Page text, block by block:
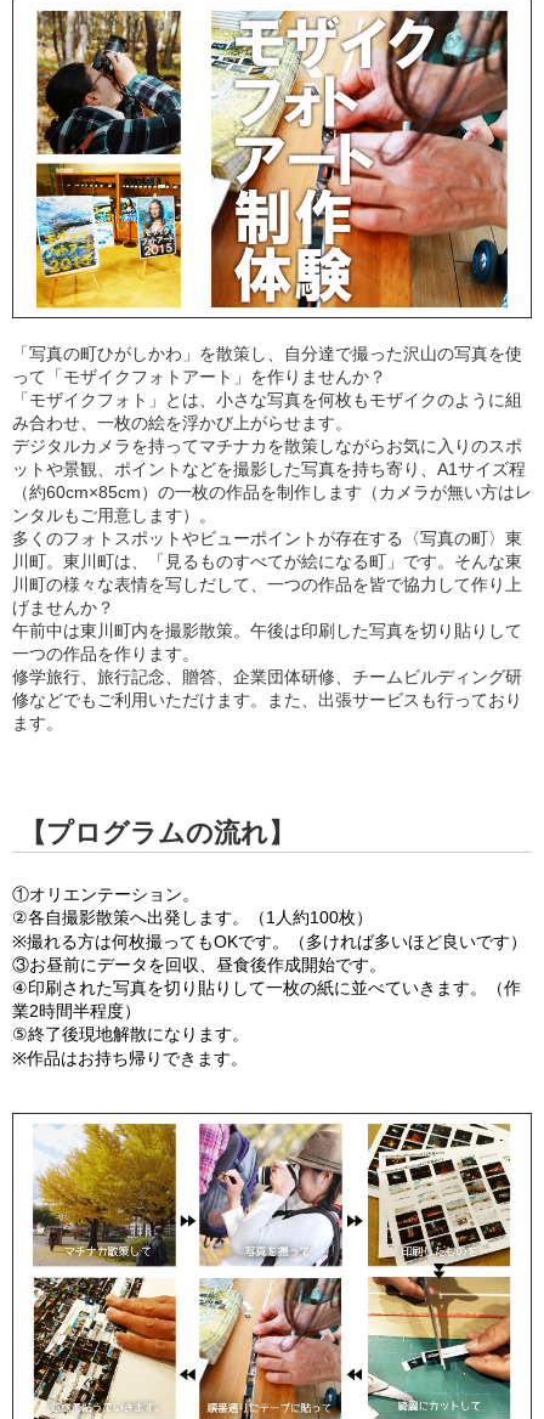
「写真の町ひがしかわ」を散策し、自分達で撮った沢山の写真を使
って「モザイクフォトアート」を作りませんか？
「モザイクフォト」とは、小さな写真を何枚もモザイクのように組
み合わせ、一枚の絵を浮かび上がらせます。
デジタルカメラを持ってマチナカを散策しながらお気に入りのスポ
ットや景観、ポイントなどを撮影した写真を持ち寄り、A1サイズ程
（約60cm×85cm）の一枚の作品を制作します（カメラが無い方はレ
ンタルもご用意します）。
多くのフォトスポットやビューポイントが存在する〈写真の町〉東
川町。東川町は、「見るものすべてが絵になる町」です。そんな東
川町の様々な表情を写しだして、一つの作品を皆で協力して作り上
げませんか？
午前中は東川町内を撮影散策。午後は印刷した写真を切り貼りして
一つの作品を作ります。
修学旅行、旅行記念、贈答、企業団体研修、チームビルディング研
修などでもご利用いただけます。また、出張サービスも行っており
ます。
【プログラムの流れ】
①オリエンテーション。
②各自撮影散策へ出発します。（1人約100枚）
※撮れる方は何枚撮ってもOKです。（多ければ多いほど良いです）
③お昼前にデータを回収、昼食後作成開始です。
④印刷された写真を切り貼りして一枚の紙に並べていきます。（作
業2時間半程度）
⑤終了後現地解散になります。
※作品はお持ち帰りできます。